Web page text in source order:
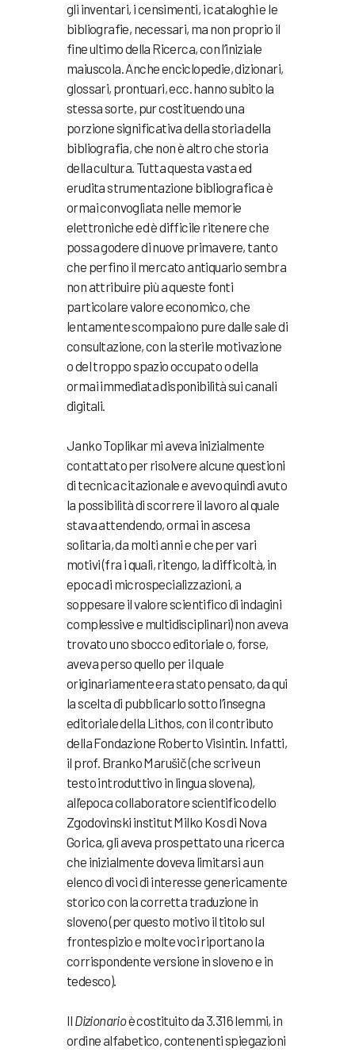
gli inventari, i censimenti, i cataloghi e le
bibliografie, necessari, ma non proprio il
fine ultimo della Ricerca, con l’iniziale
maiuscola. Anche enciclopedie, dizionari,
glossari, prontuari, ecc. hanno subito la
stessa sorte, pur costituendo una
porzione significativa della storia della
bibliografia, che non è altro che storia
della cultura. Tutta questa vasta ed
erudita strumentazione bibliografica è
ormai convogliata nelle memorie
elettroniche ed è difficile ritenere che
possa godere di nuove primavere, tanto
che perfino il mercato antiquario sembra
non attribuire più a queste fonti
particolare valore economico, che
lentamente scompaiono pure dalle sale di
consultazione, con la sterile motivazione
o del troppo spazio occupato o della
ormai immediata disponibilità sui canali
digitali.
Janko Toplikar mi aveva inizialmente
contattato per risolvere alcune questioni
di tecnica citazionale e avevo quindi avuto
la possibilità di scorrere il lavoro al quale
stava attendendo, ormai in ascesa
solitaria, da molti anni e che per vari
motivi (fra i quali, ritengo, la difficoltà, in
epoca di microspecializzazioni, a
soppesare il valore scientifico di indagini
complessive e multidisciplinari) non aveva
trovato uno sbocco editoriale o, forse,
aveva perso quello per il quale
originariamente era stato pensato, da qui
la scelta di pubblicarlo sotto l’insegna
editoriale della Lithos, con il contributo
della Fondazione Roberto Visintin. Infatti,
il prof. Branko Marušič (che scrive un
testo introduttivo in lingua slovena),
all’epoca collaboratore scientifico dello
Zgodovinski institut Milko Kos di Nova
Gorica, gli aveva prospettato una ricerca
che inizialmente doveva limitarsi a un
elenco di voci di interesse genericamente
storico con la corretta traduzione in
sloveno (per questo motivo il titolo sul
frontespizio e molte voci riportano la
corrispondente versione in sloveno e in
tedesco).
Il Dizionarioè costituito da 3.316 lemmi, in
ordine alfabetico, contenentispiegazioni